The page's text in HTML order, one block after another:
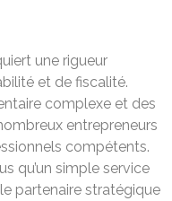
une rigueur
et de fiscalité.
complexe et des
entrepreneurs
compétents.
qu’un simple service
partenaire stratégique